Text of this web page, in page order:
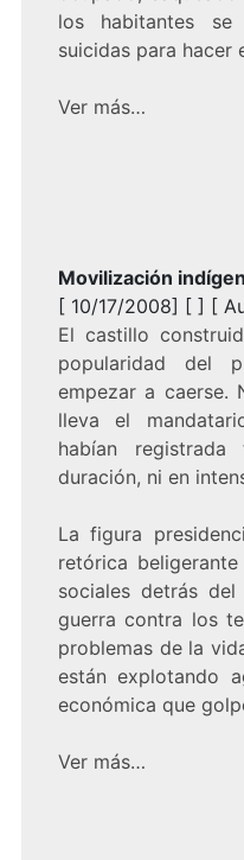
los habitantes se
suicidas para hacer
Ver más…
Movilización
[ 10/17/2008] [ ] [
El castillo
popularidad del
empezar a caerse.
lleva el
habían
duración, ni en
La figura
retórica
sociales detrás
guerra contra los
problemas de la
están explotando
económica que
Ver más…